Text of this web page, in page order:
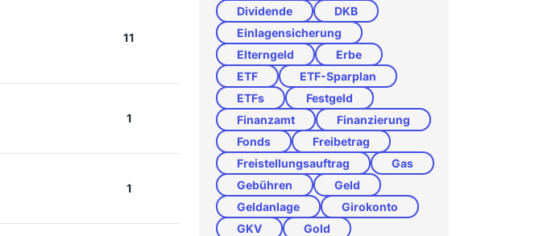
11
1
1
Dividende
DKB
Einlagensicherung
Elterngeld
Erbe
ETF
ETF-Sparplan
ETFs
Festgeld
Finanzamt
Finanzierung
Fonds
Freibetrag
Freistellungsauftrag
Gas
Gebühren
Geld
Geldanlage
Girokonto
GKV
Gold